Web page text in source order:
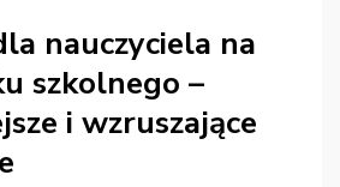
nauczyciela na
szkolnego –
i wzruszające